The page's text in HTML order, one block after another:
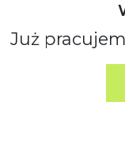
Już